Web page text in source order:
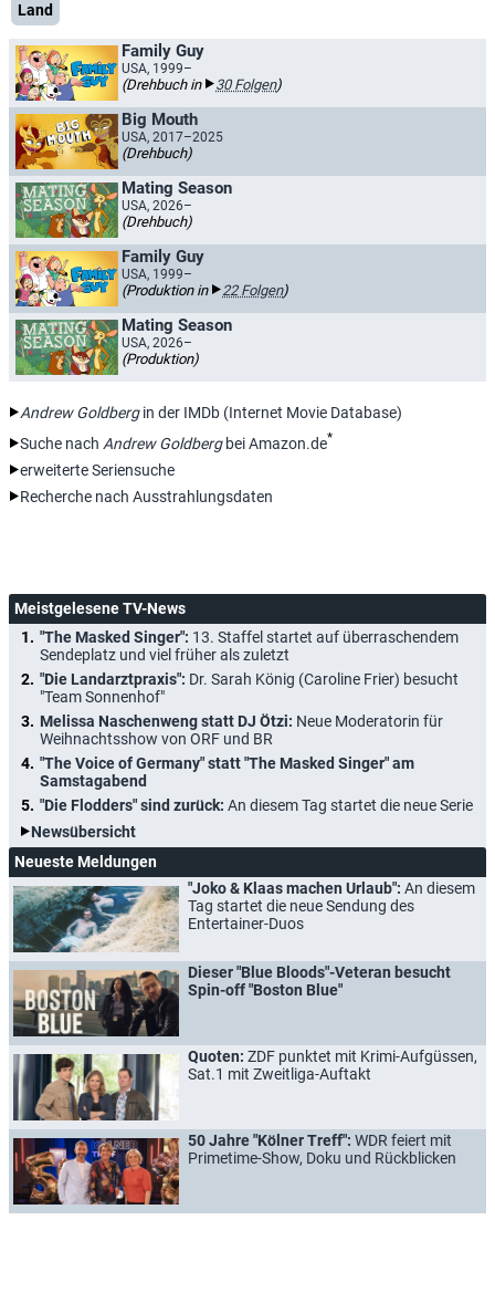
Land
Family Guy
USA, 1999–
(Drehbuch in 30 Folgen)
Big Mouth
USA, 2017–2025
(Drehbuch)
Mating Season
USA, 2026–
(Drehbuch)
Family Guy
USA, 1999–
(Produktion in 22 Folgen)
Mating Season
USA, 2026–
(Produktion)
Andrew Goldbergin der IMDb (Internet Movie Database)
Suche nach Andrew Goldbergbei Amazon.de*
erweiterte Seriensuche
Recherche nach Ausstrahlungsdaten
Meistgelesene TV-News
"The Masked Singer": 13. Staffel startet auf überraschendem
Sendeplatz und viel früher als zuletzt
"Die Landarztpraxis": Dr. Sarah König (Caroline Frier) besucht
"Team Sonnenhof"
Melissa Naschenweng statt DJ Ötzi: Neue Moderatorin für
Weihnachtsshow von ORF und BR
"The Voice of Germany" statt "The Masked Singer" am
Samstagabend
"Die Flodders" sind zurück: An diesem Tag startet die neue Serie
Newsübersicht
Neueste Meldungen
"Joko & Klaas machen Urlaub": An diesem
Tag startet die neue Sendung des
Entertainer-Duos
Dieser "Blue Bloods"-Veteran besucht
Spin-off "Boston Blue"
Quoten: ZDF punktet mit Krimi-Aufgüssen,
Sat.1 mit Zweitliga-Auftakt
50 Jahre "Kölner Treff": WDR feiert mit
Primetime-Show, Doku und Rückblicken